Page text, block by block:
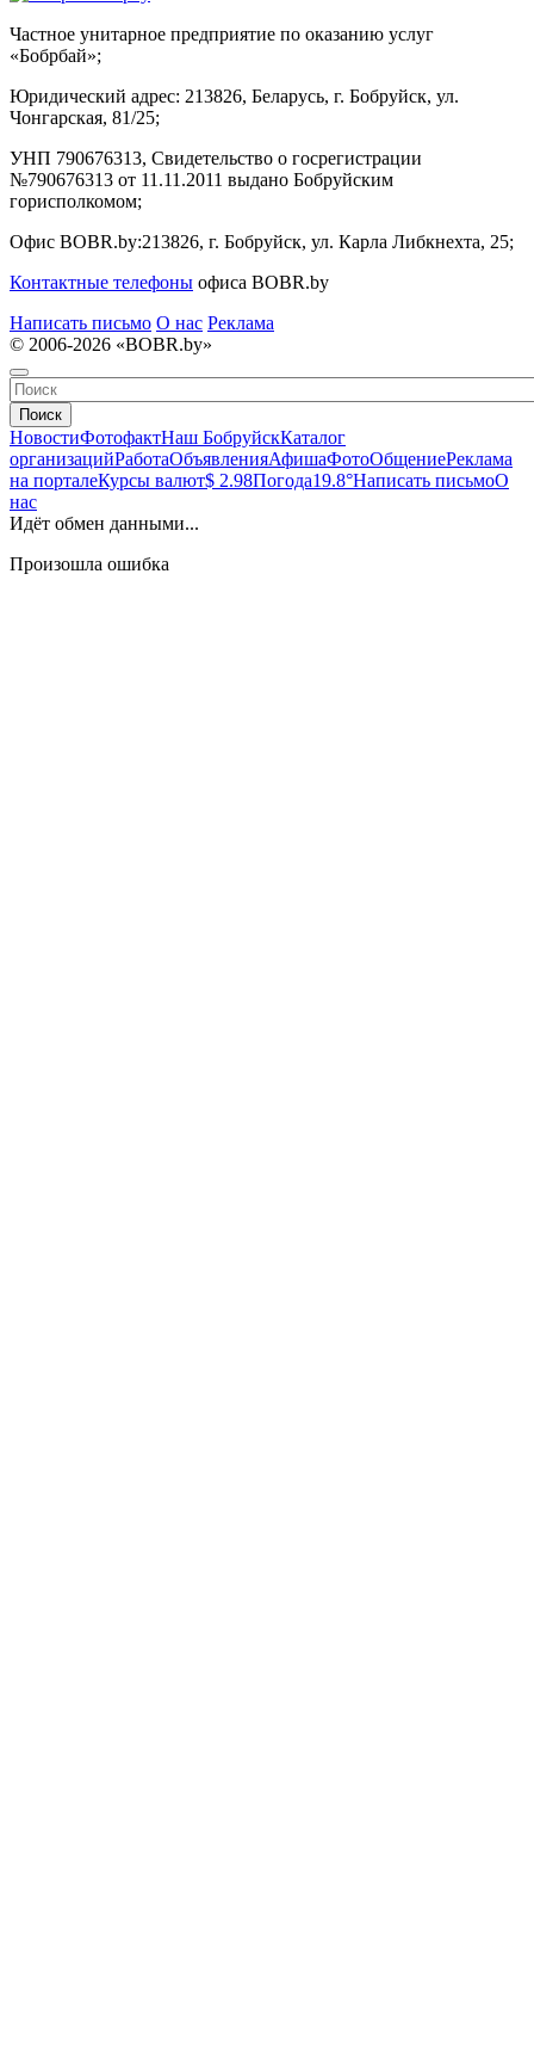
Частное унитарное предприятие по оказанию услуг
«Бобрбай»;
Юридический адрес: 213826, Беларусь, г. Бобруйск, ул.
Чонгарская, 81/25;
УНП 790676313, Свидетельство о госрегистрации
№790676313 от 11.11.2011 выдано Бобруйским
горисполкомом;
Офис BOBR.by:213826, г. Бобруйск, ул. Карла Либкнехта, 25;
Контактные телефоны офиса BOBR.by
Написать письмо О нас Реклама
© 2006-2026 «BOBR.by»
Поиск
НовостиФотофактНаш БобруйскКаталог
организацийРаботаОбъявленияАфишаФотоОбщениеРеклама
на порталеКурсы валют$ 2.98Погода19.8°Написать письмоО
нас
Идёт обмен данными...
Произошла ошибка